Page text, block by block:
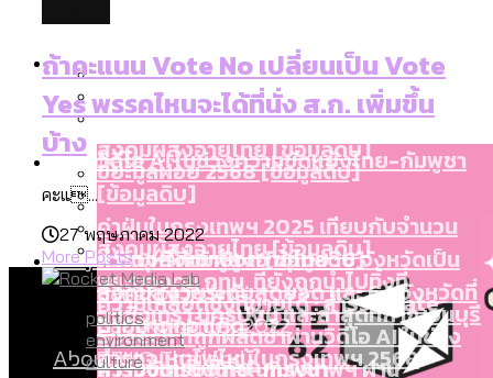
สมุดจดการบ้าน ส.ก. 2569 : แต่ละเขตมี
ปัญหาอะไรที่ ส.ก. ต้องทำการบ้าน
สวนสาธารณะและพื้นที่สีเขียวใน กทม. เพิ่ม
ขึ้นและเข้าถึงได้มากน้อยแค่ไหน
ขยะมูลฝอย 2568 [ข้อมูลดิบ]
ขยะของคน กทม. ที่ยังถูกนำไปทิ้งที่
ฉะเชิงเทรา นครปฐม และล่าสุดที่กาญจนบุรี
ประเทศไหนทำได้บ้าง?
สำรวจ Hate Speech ที่ถูกผลิตซ้ำผ่าน
วิดีโอ AI ในช่วงความขัดแย้งไทย-กัมพูชา
[ข้อมูลดิบ]
ความเกลียดชังที่ขายได้ : สำรวจ Hate
Speech ที่ถูกผลิตซ้ำผ่านวิดีโอ AI ในช่วง
ความขัดแย้งไทย-กัมพูชา
เมกะโปรเจ็กต์ของ กทม. ในช่วงที่มีการใช้
งบคาบเกี่ยวในยุคชัชชาติ มีอะไร ใช้งบแค่
ไหน
ค่าฝุ่นในกรุงเทพฯ 2025 เทียบกับจำนวน
ควันบุหรี่ที่เข้าปอด [ข้อมูลดิบ]
สำรวจเศรษฐกิจในกรุงเทพฯ ผ่าน
Future
สังคมผู้สูงอายุไทย [ข้อมูลดิบ]
สำรวจสังคมผู้สูงอายุไทย : 6 จังหวัดเป็น
สังคมสูงวัยระดับสุดยอด และ 64 จังหวัดที่
ตายมากกว่าเกิด
Database
สังคมผู้สูงอายุไทย [ข้อมูลดิบ]
สำรวจเหตุไฟไหม้ในกรุงเทพฯ 2568
Project
Bangkok Index
Bangkok Index 2022
DEMO Thailand
About Us
ถ้าคะแนน Vote No เปลี่ยนเป็น Vote
Yes พรรคไหนจะได้ที่นั่ง ส.ก. เพิ่มขึ้น
บ้าง
คะแ...
27 พฤษภาคม 2022
More Posts
politics
environment
culture